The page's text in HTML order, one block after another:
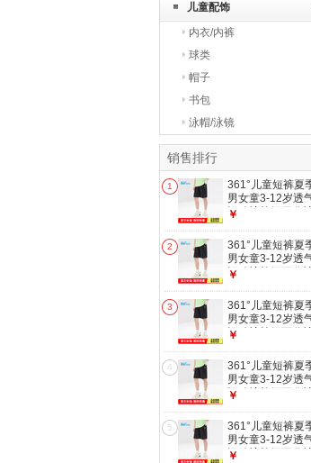
儿童配饰
内衣/内裤
球类
帽子
书包
泳帽/泳镜
销售排行
1
361°儿童短裤夏
男女童3-12岁透
运动裤梭织五分裤
￥
2
361°儿童短裤夏
男女童3-12岁透
运动裤梭织五分裤
￥
3
361°儿童短裤夏
男女童3-12岁透
运动裤梭织五分裤
￥
4
361°儿童短裤夏
男女童3-12岁透
运动裤梭织五分裤
￥
5
361°儿童短裤夏
男女童3-12岁透
运动裤梭织五分裤
￥